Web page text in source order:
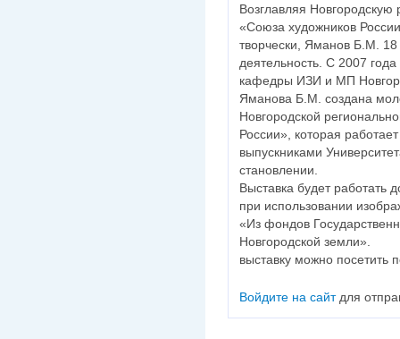
Возглавляя
«Союза художников
творчески, Яманов Б.М. 18
деятельность. С 2007
кафедры ИЗИ и МП
Яманова Б.М. создана
Новгородской
России», которая
выпускниками
становлении.
Выставка будет работать
при использовании
«Из фондов
Новгородской земли».
выставку можно посетить
Войдите на сайтдля